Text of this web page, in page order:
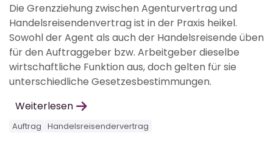
Die Grenzziehung zwischen Agenturvertrag und
Handelsreisendenvertrag ist in der Praxis heikel.
Sowohl der Agent als auch der Handelsreisende üben
für den Auftraggeber bzw. Arbeitgeber dieselbe
wirtschaftliche Funktion aus, doch gelten für sie
unterschiedliche Gesetzesbestimmungen.
Weiterlesen
Auftrag Handelsreisendervertrag